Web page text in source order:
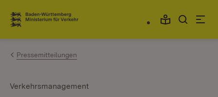
Zum Inhalt springen
Link zur Startseite
Pressemitteilungen
Verkehrsmanagement